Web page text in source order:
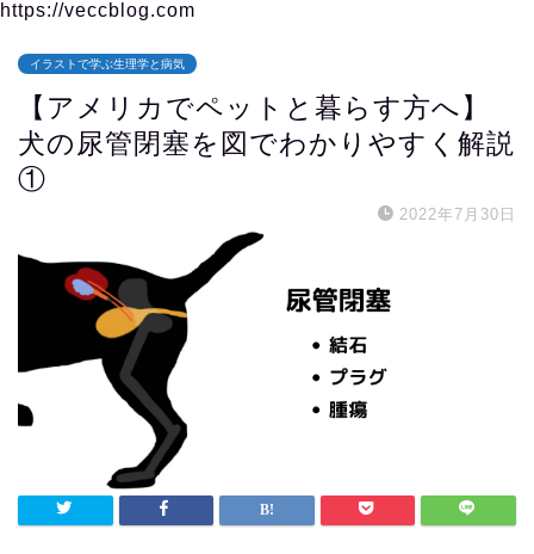
https://veccblog.com
イラストで学ぶ生理学と病気
【アメリカでペットと暮らす方へ】
犬の尿管閉塞を図でわかりやすく解説
①
2022年7月30日